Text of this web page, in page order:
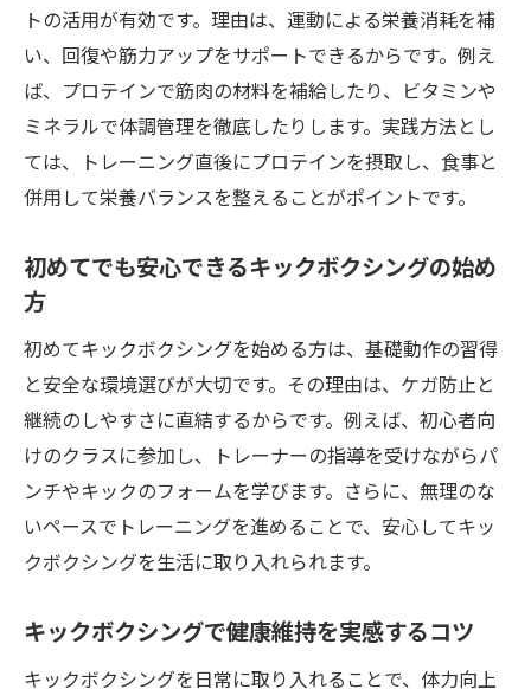
工夫
運動不足を感じたらキックボクシングのす
すめ
健康維持に役立つ運動とサプリの相乗効果
サプリ選びがキックボクシング効果を高める秘
訣
イント
サプリと一緒に実践したい栄養管理の基本
安全性に配慮したサプリ選びのコツを解説
キックボクシングと相性の良い成分とは何
初心者も安心のサプリ活用術を紹介
初心者でも安心のキックボクシング実践ポイン
初心者が押さえるべきキックボクシングの
基本
トの活用が有効です。理由は、運動による栄養消耗を補
い、回復や筋力アップをサポートできるからです。例え
ば、プロテインで筋肉の材料を補給したり、ビタミンや
ミネラルで体調管理を徹底したりします。実践方法とし
ては、トレーニング直後にプロテインを摂取し、食事と
併用して栄養バランスを整えることがポイントです。
初めてでも安心できるキックボクシングの始め
方
初めてキックボクシングを始める方は、基礎動作の習得
と安全な環境選びが大切です。その理由は、ケガ防止と
継続のしやすさに直結するからです。例えば、初心者向
けのクラスに参加し、トレーナーの指導を受けながらパ
ンチやキックのフォームを学びます。さらに、無理のな
いペースでトレーニングを進めることで、安心してキッ
クボクシングを生活に取り入れられます。
キックボクシングで健康維持を実感するコツ
キックボクシングを日常に取り入れることで、体力向上